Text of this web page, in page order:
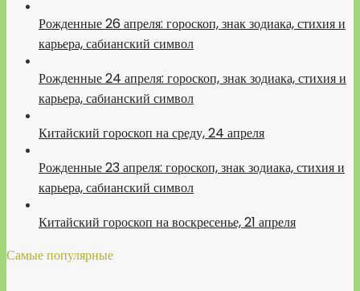
Рожденные 26 апреля: гороскоп, знак зодиака, стихия и
карьера, сабианский символ
Рожденные 24 апреля: гороскоп, знак зодиака, стихия и
карьера, сабианский символ
Китайский гороскоп на среду, 24 апреля
Рожденные 23 апреля: гороскоп, знак зодиака, стихия и
карьера, сабианский символ
Китайский гороскоп на воскресенье, 21 апреля
Самые популярные